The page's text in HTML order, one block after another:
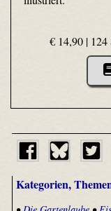
€ 14,90 | 124
Kategorien,